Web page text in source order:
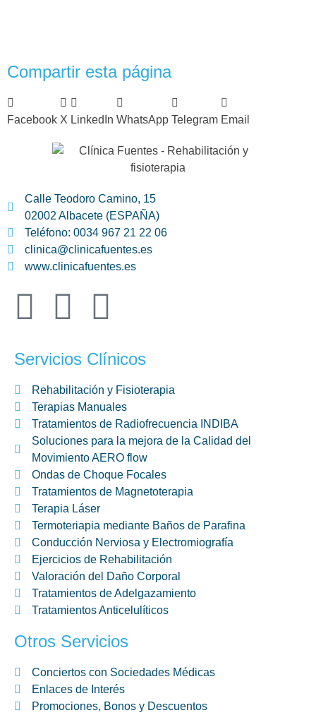
Compartir esta página
Facebook X LinkedIn WhatsApp Telegram Email
Calle Teodoro Camino, 15
02002 Albacete (ESPAÑA)
Teléfono: 0034 967 21 22 06
clinica@clinicafuentes.es
www.clinicafuentes.es
Servicios Clínicos
Rehabilitación y Fisioterapia
Terapias Manuales
Tratamientos de Radiofrecuencia INDIBA
Soluciones para la mejora de la Calidad del
Movimiento AERO flow
Ondas de Choque Focales
Tratamientos de Magnetoterapia
Terapia Láser
Termoteriapia mediante Baños de Parafina
Conducción Nerviosa y Electromiografía
Ejercicios de Rehabilitación
Valoración del Daño Corporal
Tratamientos de Adelgazamiento
Tratamientos Anticelulíticos
Otros Servicios
Conciertos con Sociedades Médicas
Enlaces de Interés
Promociones, Bonos y Descuentos